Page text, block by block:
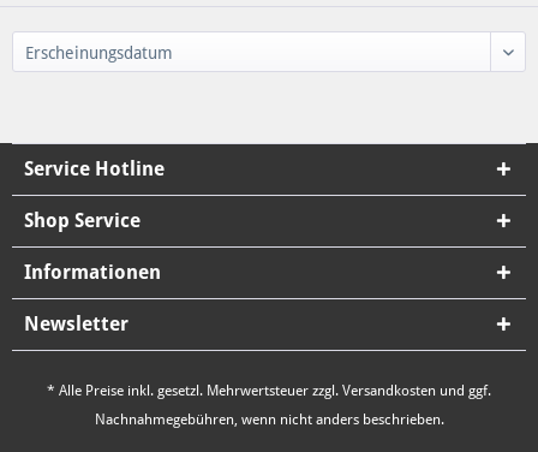
Service Hotline
Shop Service
Informationen
Newsletter
* Alle Preise inkl. gesetzl. Mehrwertsteuer zzgl. Versandkosten und ggf.
Nachnahmegebühren, wenn nicht anders beschrieben.